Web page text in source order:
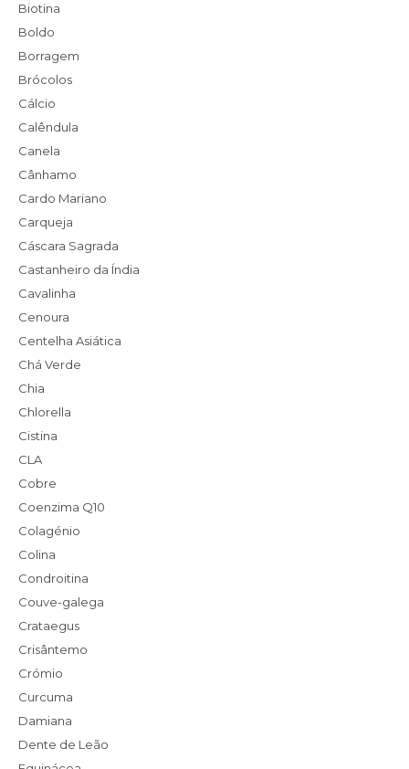
Biotina
Boldo
Borragem
Brócolos
Cálcio
Calêndula
Canela
Cânhamo
Cardo Mariano
Carqueja
Cáscara Sagrada
Castanheiro da Índia
Cavalinha
Cenoura
Centelha Asiática
Chá Verde
Chia
Chlorella
Cistina
CLA
Cobre
Coenzima Q10
Colagénio
Colina
Condroitina
Couve-galega
Crataegus
Crisântemo
Crómio
Curcuma
Damiana
Dente de Leão